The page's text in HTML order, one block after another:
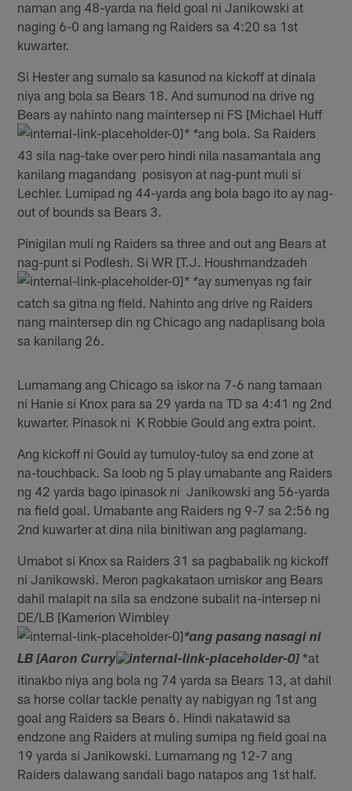
naman ang 48-yarda na field goal ni Janikowski at
naging 6-0 ang lamang ng Raiders sa 4:20 sa 1st
kuwarter.
Si Hester ang sumalo sa kasunod na kickoff at dinala
niya ang bola sa Bears 18. And sumunod na drive ng
Bears ay nahinto nang maintersep ni FS [Michael Huff
* *ang bola. Sa Raiders
43 sila nag-take over pero hindi nila nasamantala ang
kanilang magandang posisyon at nag-punt muli si
Lechler. Lumipad ng 44-yarda ang bola bago ito ay nag-
out of bounds sa Bears 3.
Pinigilan muli ng Raiders sa three and out ang Bears at
nag-punt si Podlesh. Si WR [T.J. Houshmandzadeh
* *ay sumenyas ng fair
catch sa gitna ng field. Nahinto ang drive ng Raiders
nang maintersep din ng Chicago ang nadaplisang bola
sa kanilang 26.
Lumamang ang Chicago sa iskor na 7-6 nang tamaan
ni Hanie si Knox para sa 29 yarda na TD sa 4:41 ng 2nd
kuwarter. Pinasok ni K Robbie Gould ang extra point.
Ang kickoff ni Gould ay tumuloy-tuloy sa end zone at
na-touchback. Sa loob ng 5 play umabante ang Raiders
ng 42 yarda bago ipinasok ni Janikowski ang 56-yarda
na field goal. Umabante ang Raiders ng 9-7 sa 2:56 ng
2nd kuwarter at dina nila binitiwan ang paglamang.
Umabot si Knox sa Raiders 31 sa pagbabalik ng kickoff
ni Janikowski. Meron pagkakataon umiskor ang Bears
dahil malapit na sila sa endzone subalit na-intersep ni
DE/LB [Kamerion Wimbley
*ang pasang nasagi ni
LB [Aaron Curry
*at
itinakbo niya ang bola ng 74 yarda sa Bears 13, at dahil
sa horse collar tackle penalty ay nabigyan ng 1st ang
goal ang Raiders sa Bears 6. Hindi nakatawid sa
endzone ang Raiders at muling sumipa ng field goal na
19 yarda si Janikowski. Lumamang ng 12-7 ang
Raiders dalawang sandali bago natapos ang 1st half.